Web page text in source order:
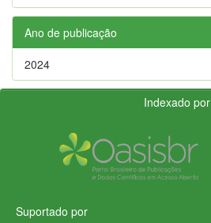
Ano de publicação
2024
Indexado por
Suportado por